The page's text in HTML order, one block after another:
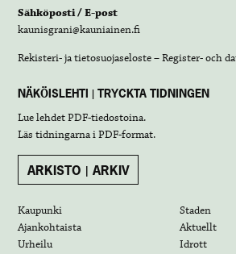
Sähköposti / E-post
kaunisgrani@kauniainen.fi
Rekisteri- ja tietosuojaseloste – Register- och
NÄKÖISLEHTI | TRYCKTA TIDNINGEN
Lue lehdetPDF-tiedostoina.
Läs tidningarna iPDF-format.
ARKISTO | ARKIV
Kaupunki
Staden
Ajankohtaista
Aktuellt
Urheilu
Idrott